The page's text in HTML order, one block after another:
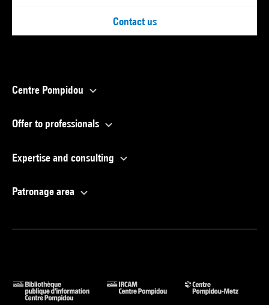
Contact us
Centre Pompidou
Offer to professionals
Expertise and consulting
Patronage area